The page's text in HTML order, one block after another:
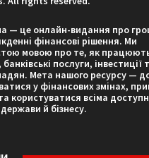
— це онлайн-видання про
фінансові рішення. Ми
мовою про те, як
послуги, інвестиції
Мета нашого ресурсу —
у фінансових змінах,
користуватися всіма
й бізнесу.